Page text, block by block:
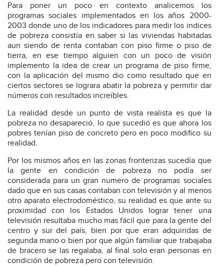
Para poner un poco en contexto analicemos los
programas sociales implementados en los años 2000-
2003 donde uno de los indicadores para medir los indices
de pobreza consistía en saber si las viviendas habitadas
aun siendo de renta contaban con piso firme o piso de
tierra, en ese tiempo alguien con un poco de visión
implemento la idea de crear un programa de piso firme,
con la aplicación del mismo dio como resultado que en
ciertos sectores se lograra abatir la pobreza y permitir dar
números con resultados increíbles.
La realidad desde un punto de vista realista es que la
pobreza no desapareció, lo que sucedió es que ahora los
pobres tenían piso de concreto pero en poco modifico su
realidad.
Por los mismos años en las zonas fronterizas sucedía que
la gente en condición de pobreza no podía ser
considerada para un gran numero de programas sociales
dado que en sus casas contaban con televisión y al menos
otro aparato electrodoméstico, su realidad es que ante su
proximidad con los Estados Unidos lograr tener una
televisión resultaba mucho mas fácil que para la gente del
centro y sur del país, bien por que eran adquiridas de
segunda mano o bien por que algún familiar que trabajaba
de bracero se las regalaba, al final solo eran personas en
condición de pobreza pero con televisión.